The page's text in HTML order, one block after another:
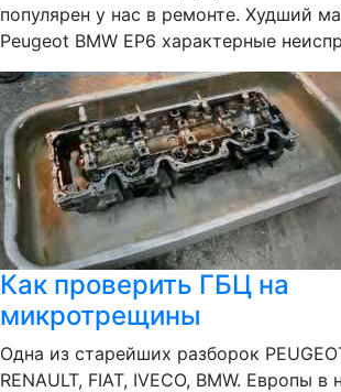
популярен у нас в ремонте. Худший
Peugeot BMW EP6 характерные
Как проверить ГБЦ на
микротрещины
Одна из старейших разборок
RENAULT, FIAT, IVECO, BMW. Европы